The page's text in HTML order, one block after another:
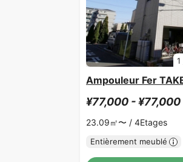
1
Ampouleur Fer
¥77,000 - ¥77,000
23.09㎡〜 / 4Etages
Entièrement meublé